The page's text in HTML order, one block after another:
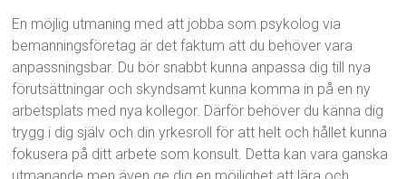
En möjlig utmaning med att jobba som psykolog via
bemanningsföretag är det faktum att du behöver vara
anpassningsbar. Du bör snabbt kunna anpassa dig till nya
förutsättningar och skyndsamt kunna komma in på en ny
arbetsplats med nya kollegor. Därför behöver du känna dig
trygg i dig själv och din yrkesroll för att helt och hållet kunna
fokusera på ditt arbete som konsult. Detta kan vara ganska